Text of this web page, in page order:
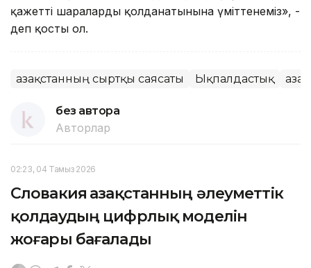
қажетті шараларды қолданатынына үміттенеміз», -
деп қосты ол.
Қазақстанның сыртқы саясаты Ықпалдастық
без автора
Авторлар
02:23, 04 Тамыз 2026
Словакия Қазақстанның әлеуметтік
қолдаудың цифрлық моделін
жоғары бағалады